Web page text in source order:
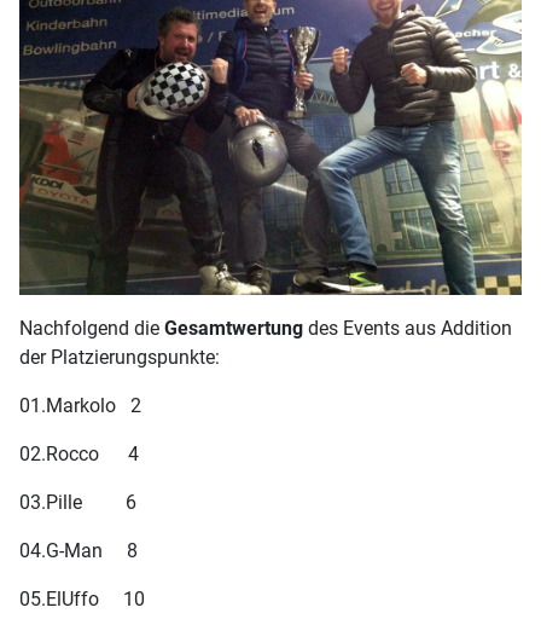
Nachfolgend die Gesamtwertung des Events aus Addition
der Platzierungspunkte:
01.Markolo 2
02.Rocco 4
03.Pille 6
04.G-Man 8
05.ElUffo 10